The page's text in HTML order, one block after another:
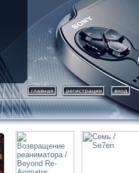
главная регистрация вход